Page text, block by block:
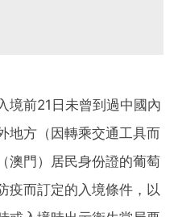
境前21日未曾到過中國內
地方（因轉乘交通工具而
澳門）居民身份證的葡萄
疫而訂定的入境條件，以